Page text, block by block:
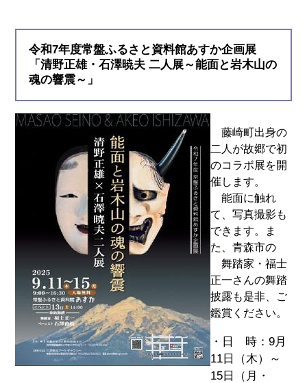
令和7年度常盤ふるさと資料館あすか企画展
「清野正雄・石澤暁夫 二人展～能面と岩木山の
魂の響震～」
藤崎町出身の
二人が故郷で初
のコラボ展を開
催します。
能面に触れ
て、写真撮影も
できます。ま
た、青森市の
舞踏家・福士
正一さんの舞踏
披露も是非、ご
鑑賞ください。
・日 時：9月
11日（木）～
15日（月・